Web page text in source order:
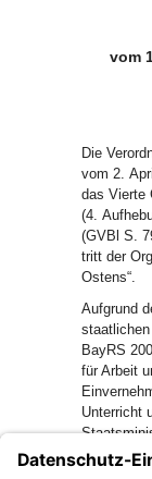
vom
Die
vom 2.
das Vierte
(4.
(GVBl S.
tritt der
Ostens“.
Aufgrund
BayRS
für Arbeit
Unterricht
folgenden